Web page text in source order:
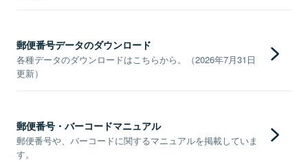
郵便番号データのダウンロード
各種データのダウンロードはこちらから。（2026年7月31日
更新）
郵便番号・バーコードマニュアル
郵便番号や、バーコードに関するマニュアルを掲載していま
す。